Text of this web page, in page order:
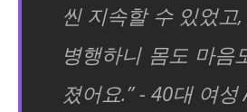
씬 지속할 수 있었고
병행하니 몸도 마음
졌어요.” - 40대 여성